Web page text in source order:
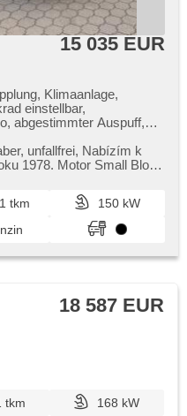
15 035 EUR
Klimaanlage,
einstellbar,
abgestimmter Auspuff,
unfallfrei,​ Nabízím k
Small Block
tkm
150 kW
18 587 EUR
tkm
168 kW